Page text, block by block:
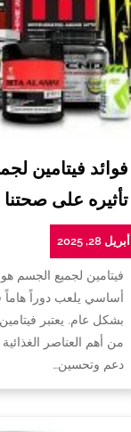
فوائد فيتامين
تأثيره على صحتنا
أبريل 28, 2025
فيتامين لجميع الجسم
أساسي يلعب دوراً
بشكل عام. يعتبر
من أهم العناصر
دعم وتحسين…